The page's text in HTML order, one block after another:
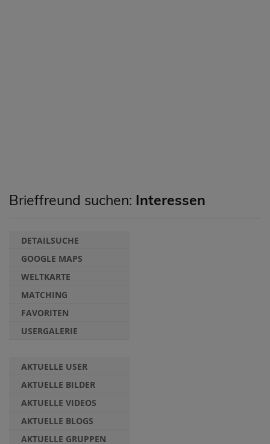
Brieffreund suchen: Interessen
DETAILSUCHE
GOOGLE MAPS
WELTKARTE
MATCHING
FAVORITEN
USERGALERIE
AKTUELLE USER
AKTUELLE BILDER
AKTUELLE VIDEOS
AKTUELLE BLOGS
AKTUELLE GRUPPEN